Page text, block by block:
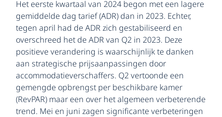
Het eerste kwartaal van 2024 begon met een lagere
gemiddelde dag tarief (ADR) dan in 2023. Echter,
tegen april had de ADR zich gestabiliseerd en
overschreed het de ADR van Q2 in 2023. Deze
positieve verandering is waarschijnlijk te danken
aan strategische prijsaanpassingen door
accommodatieverschaffers. Q2 vertoonde een
gemengde opbrengst per beschikbare kamer
(RevPAR) maar een over het algemeen verbeterende
trend. Mei en juni zagen significante verbeteringen